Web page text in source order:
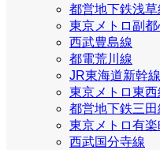
都営地下鉄浅草
東京メトロ副都
西武豊島線
都電荒川線
JR東海道新幹線
東京メトロ東西
都営地下鉄三田
東京メトロ有楽
西武国分寺線